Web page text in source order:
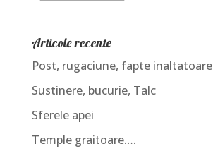
Articole recente
Post, rugaciune, fapte inaltatoare
Sustinere, bucurie, Talc
Sferele apei
Temple graitoare….